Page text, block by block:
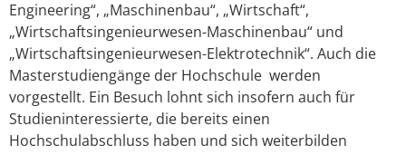
Engineering“, „Maschinenbau“, „Wirtschaft“,
„Wirtschaftsingenieurwesen-Maschinenbau“ und
„Wirtschaftsingenieurwesen-Elektrotechnik“. Auch die
Masterstudiengänge der Hochschule werden
vorgestellt. Ein Besuch lohnt sich insofern auch für
Studieninteressierte, die bereits einen
Hochschulabschluss haben und sich weiterbilden